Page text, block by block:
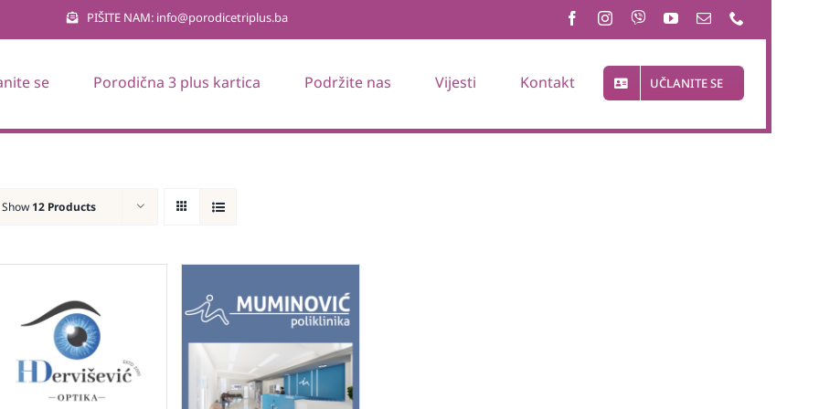
PIŠITE NAM: info@porodicetriplus.ba
se Porodična 3 plus kartica Podržite nas Vijesti Kontakt UČLANITE SE
Show 12 Products